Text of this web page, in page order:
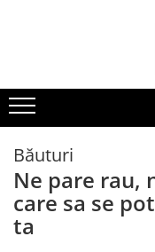
HRANA USCATA
CLUB 4 PAWS
EXTRU-CAN
FARMINA
FELICIA
MARLY&DAN
MORANDO
Deparazitari Interne/
Deparazitare Caini
Deparazitare Pisici
HRANA USCATA
CLUB 4 PAWS
FARMINA
FELICIA
FELICIA
MARLY&DAN
Băuturi
Ne pare rau,
care sa se
ta